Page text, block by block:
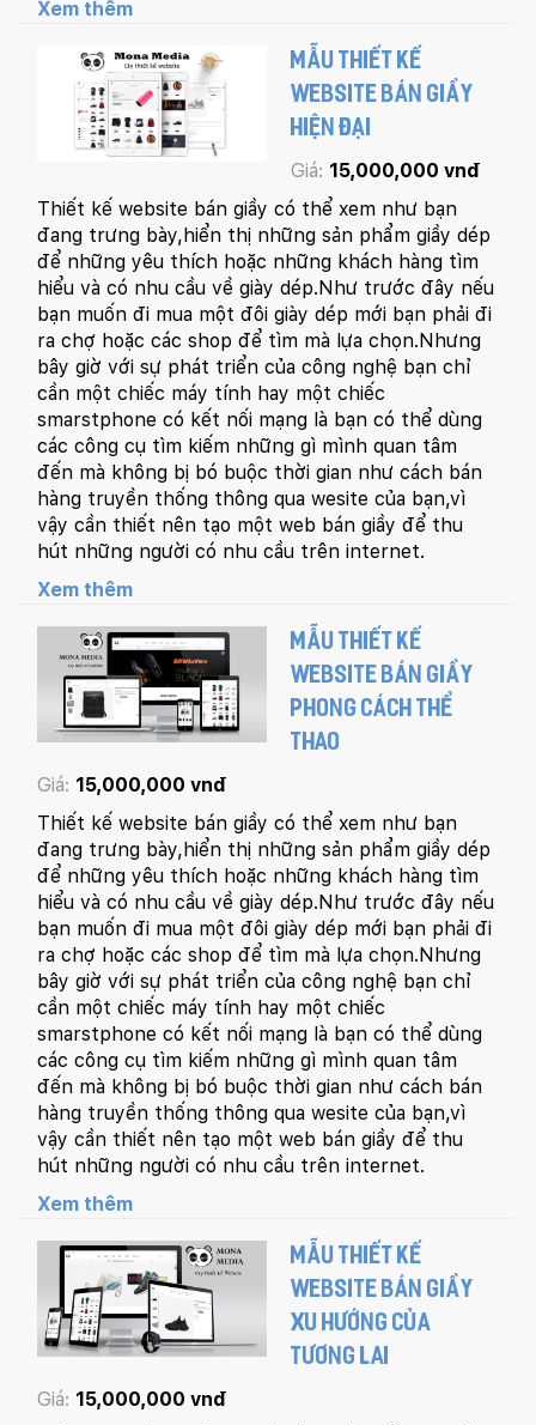
Xem thêm
MẪU THIẾT KẾ
WEBSITE BÁN GIẦY
HIỆN ĐẠI
Giá: 15,000,000 vnđ
Thiết kế website bán giầy có thể xem như bạn
đang trưng bày,hiển thị những sản phẩm giầy dép
để những yêu thích hoặc những khách hàng tìm
hiểu và có nhu cầu về giày dép.Như trước đây nếu
bạn muốn đi mua một đôi giày dép mới bạn phải đi
ra chợ hoặc các shop để tìm mà lựa chọn.Nhưng
bây giờ với sự phát triển của công nghệ bạn chỉ
cần một chiếc máy tính hay một chiếc
smarstphone có kết nối mạng là bạn có thể dùng
các công cụ tìm kiếm những gì mình quan tâm
đến mà không bị bó buộc thời gian như cách bán
hàng truyền thống thông qua wesite của bạn,vì
vậy cần thiết nên tạo một web bán giầy để thu
hút những người có nhu cầu trên internet.
Xem thêm
MẪU THIẾT KẾ
WEBSITE BÁN GIẦY
PHONG CÁCH THỂ
THAO
Giá: 15,000,000 vnđ
Thiết kế website bán giầy có thể xem như bạn
đang trưng bày,hiển thị những sản phẩm giầy dép
để những yêu thích hoặc những khách hàng tìm
hiểu và có nhu cầu về giày dép.Như trước đây nếu
bạn muốn đi mua một đôi giày dép mới bạn phải đi
ra chợ hoặc các shop để tìm mà lựa chọn.Nhưng
bây giờ với sự phát triển của công nghệ bạn chỉ
cần một chiếc máy tính hay một chiếc
smarstphone có kết nối mạng là bạn có thể dùng
các công cụ tìm kiếm những gì mình quan tâm
đến mà không bị bó buộc thời gian như cách bán
hàng truyền thống thông qua wesite của bạn,vì
vậy cần thiết nên tạo một web bán giầy để thu
hút những người có nhu cầu trên internet.
Xem thêm
MẪU THIẾT KẾ
WEBSITE BÁN GIẦY
XU HƯỚNG CỦA
TƯƠNG LAI
Giá: 15,000,000 vnđ